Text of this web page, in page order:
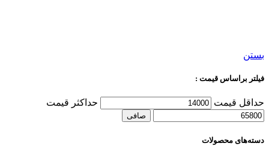
بستن
فیلتر براساس قیمت :
حداقل قیمت حداكثر قيمت
صافی
دسته‌های محصولات